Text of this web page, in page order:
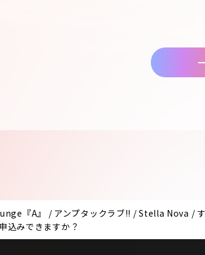
『A』 / アンプタックラブ!! / Stella Nova /
込みできますか？